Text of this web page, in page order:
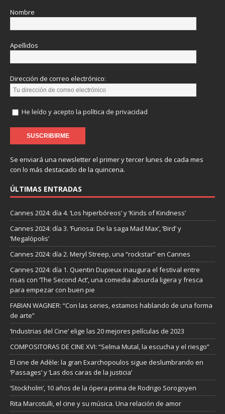
Nombre
Apellidos
Dirección de correo electrónico:
He leído y acepto la política de privacidad
Se enviará una newsletter el primer y tercer lunes de cada mes
con lo más destacado de la quincena.
ÚLTIMAS ENTRADAS
Cannes 2024: día 4. ‘Los hiperbóreos’ y ‘Kinds of Kindness’
Cannes 2024: día 3. ‘Furiosa: De la saga Mad Max’, ‘Bird’ y
‘Megalópolis’
Cannes 2024: día 2. Meryl Streep, una “rockstar” en Cannes
Cannes 2024: día 1. Quentin Dupieux inaugura el festival entre
risas con ‘The Second Act’, una comedia absurda ligera y fresca
para empezar con buen pie
FABIAN WAGNER: “Con las series, estamos hablando de una forma
de arte”
‘Industrias del Cine’ elige las 20 mejores películas de 2023
COMPOSITORAS DE CINE XVI: “Selma Mutal, la escucha y el riesgo”
El cine de Adèle: la gran Exarchopoulos sigue deslumbrando en
’Passages’ y ’Las dos caras de la justicia’
‘Stockholm’, 10 años de la ópera prima de Rodrigo Sorogoyen
Rita Marcotulli, el cine y su música. Una relación de amor